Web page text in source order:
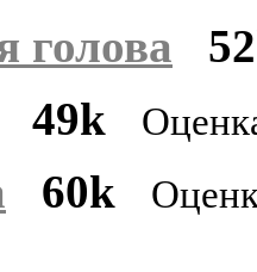
голова
49k
60k